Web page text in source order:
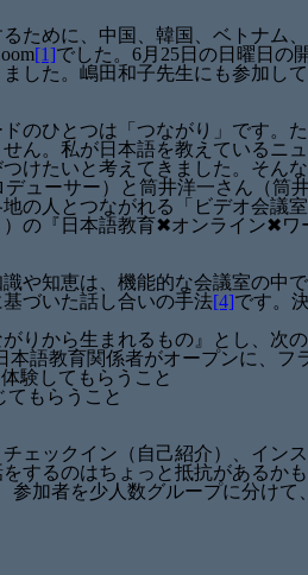
ために、中国、韓国、ベトナム
[1]でした。6月25日の日曜日の
した。嶋田和子先生にも参加し
のひとつは「つながり」です。
ん。私が日本語を教えているニ
けたいと考えてきました。そん
ューサー）と筒井洋一さん（筒
の人とつながれる「ビデオ会議
の『日本語教育✖オンライン✖ワ
識や知恵は、機能的な会議室の
づいた話し合いの手法[4]です。
りから生まれるもの』とし、次
本語教育関係者がオープンに、フ
験してもらうこと
もらうこと
ェックイン（自己紹介）、イン
するのはちょっと抵抗があるか
参加者を少人数グループに分け